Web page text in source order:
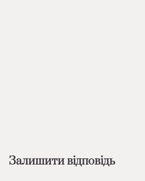
Залишити відповідь